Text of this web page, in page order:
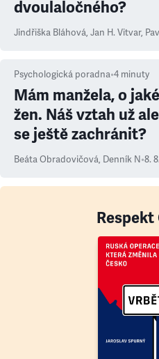
dvoulaločného?
Jindřiška Bláhová, Jan H. Vitvar,
Psychologická poradna•4 minuty
Mám manžela, o
žen. Náš vztah už
se ještě zachránit?
Beáta Obradovičová, Denník N•8.
Respekt